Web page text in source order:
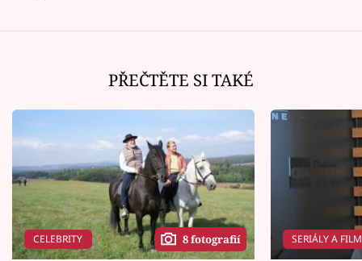
PŘEČTĚTE SI TAKÉ
CELEBRITY 8 fotografií SERIÁLY A